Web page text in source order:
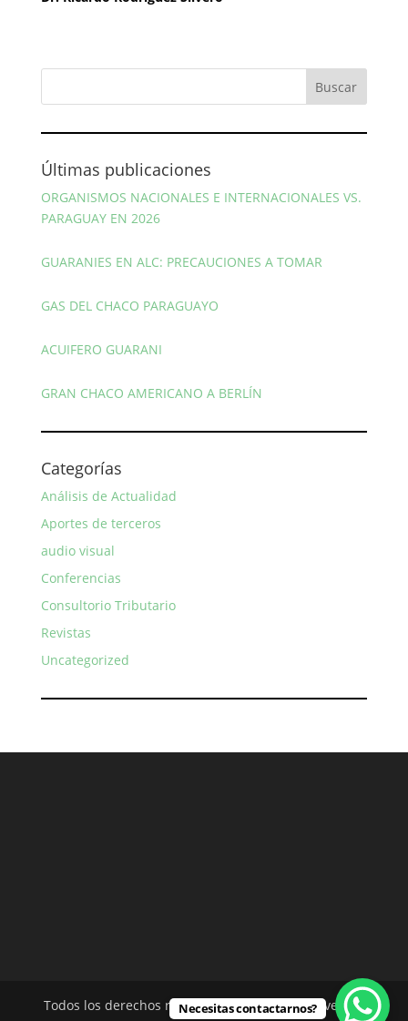
Últimas publicaciones
ORGANISMOS NACIONALES E INTERNACIONALES VS.
PARAGUAY EN 2026
GUARANIES EN ALC: PRECAUCIONES A TOMAR
GAS DEL CHACO PARAGUAYO
ACUIFERO GUARANI
GRAN CHACO AMERICANO A BERLÍN
Categorías
Análisis de Actualidad
Aportes de terceros
audio visual
Conferencias
Consultorio Tributario
Revistas
Uncategorized
Todos los derechos reservados - Rodríguez Silvero &
Necesitas contactarnos?